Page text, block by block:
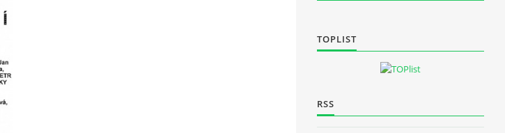
TOPLIST
RSS